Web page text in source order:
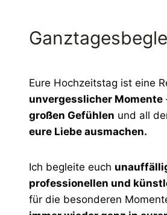
Eure Hochzeitstag ist eine
unvergesslicher Momente
großen Gefühlen und all
eure Liebe ausmachen.
Ich begleite euch
professionellen und
für die besonderen